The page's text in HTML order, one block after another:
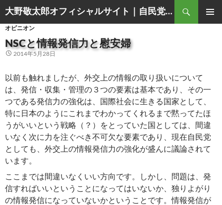
大野敬太郎オフィシャルサイト｜自民党香川３区衆議院議員
Search
TO
CONTENT
オピニオン
NSCと情報発信力と慰安婦
2014年5月28日
以前も触れましたが、外交上の情報の取り扱いについて
は、発信・収集・管理の３つの要素は基本であり、その一
つである発信力の強化は、国際社会に生きる国家として、
特に日本のようにこれまでわかってくれるまで黙ってたほ
うがいいという戦略（？）をとっていた国としては、間違
いなく次に力を注ぐべき不可欠な要素であり、現在自民党
としても、外交上の情報発信力の強化が盛んに議論されて
います。
ここまでは間違いなくいい方向です。しかし、問題は、発
信すればいいということになってはいないか、独りよがり
の情報発信になっていないかということです。情報発信が